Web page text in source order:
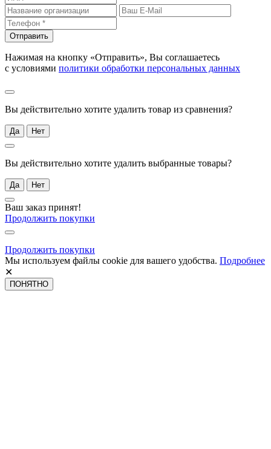
Отправить
Нажимая на кнопку «Отправить», Вы соглашаетесь
с условиями политики обработки персональных данных
Вы действительно хотите удалить товар из сравнения?
Да Нет
Вы действительно хотите удалить выбранные товары?
Да Нет
Ваш заказ принят!
Продолжить покупки
Продолжить покупки
Мы используем файлы cookie для вашего удобства. Подробнее
✕
ПОНЯТНО